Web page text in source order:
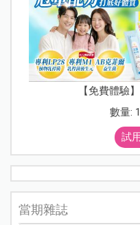
【免費體驗
數量:
試
當期雜誌